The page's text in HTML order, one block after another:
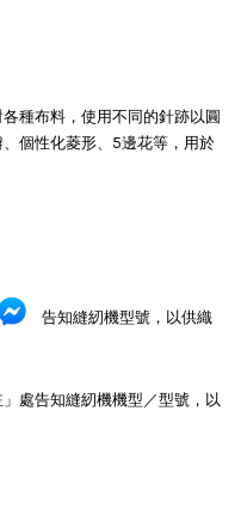
種布料，使用不同的針跡以圓
個性化菱形、5邊花等，用於
告知縫紉機型號，以供織
處告知縫紉機機型／型號，以